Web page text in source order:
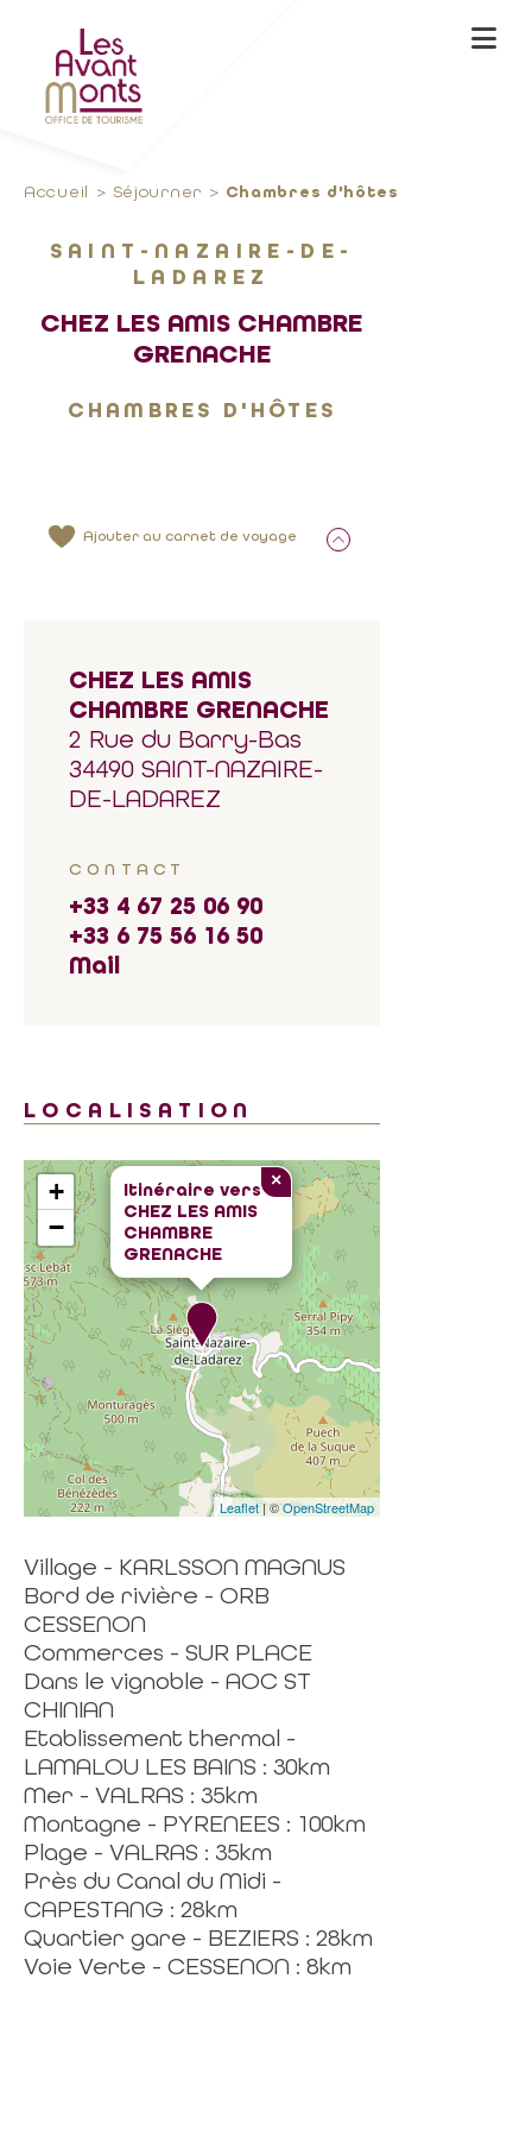
Accueil Séjourner Chambres d'hôtes
SAINT-NAZAIRE-DE-
LADAREZ
CHEZ LES AMIS CHAMBRE
GRENACHE
CHAMBRES D'HÔTES
Ajouter au carnet de voyage
CHEZ LES AMIS
CHAMBRE GRENACHE
2 Rue du Barry-Bas
34490 SAINT-NAZAIRE-
DE-LADAREZ
CONTACT
+33 4 67 25 06 90
+33 6 75 56 16 50
Mail
LOCALISATION
Itinéraire vers
CHEZ LES AMIS
CHAMBRE
GRENACHE
×
+
−
Leaflet | ©OpenStreetMap
Village - KARLSSON MAGNUS
Bord de rivière - ORB
CESSENON
Commerces - SUR PLACE
Dans le vignoble - AOC ST
CHINIAN
Etablissement thermal -
LAMALOU LES BAINS : 30km
Mer - VALRAS : 35km
Montagne - PYRENEES : 100km
Plage - VALRAS : 35km
Près du Canal du Midi -
CAPESTANG : 28km
Quartier gare - BEZIERS : 28km
Voie Verte - CESSENON : 8km